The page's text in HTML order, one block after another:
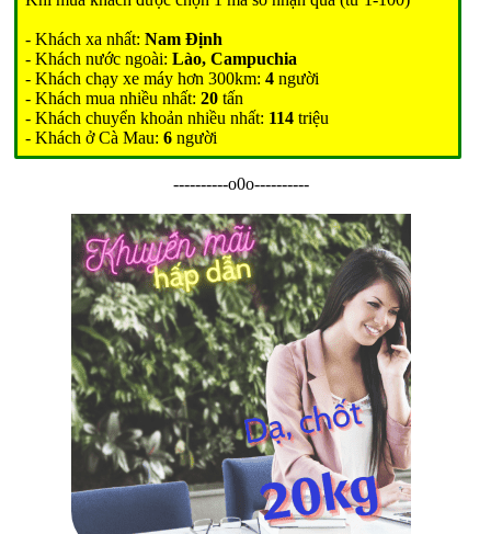
- Khách xa nhất:Nam Định
- Khách nước ngoài:Lào, Campuchia
- Khách chạy xe máy hơn 300km:4 người
- Khách mua nhiều nhất:20 tấn
- Khách chuyển khoản nhiều nhất: 114 triệu
- Khách ở Cà Mau:6 người
----------o0o----------